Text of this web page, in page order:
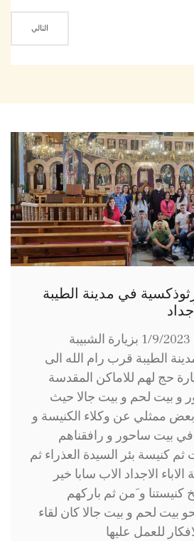
التالي
في مدينة الطيبة
تشرفنا يوم الجمعة 1/9/2023 بزيارة الشبيبة
الطيبة قرب رام الله الى
حج لهم للاماكن المقدسة
و بيت لحم و بيت جالا حيث
ممثلي عن وكلاء الكنيسة و
بيت ساحور و رافقناهم
ثم كنيسة بئر السيدة العذراء ثم
الاجداد الاب سابا خير
كنيستنا و َمن ثم باركهم
بيت لحم و بيت جالا كان لقاء
للعمل عليها